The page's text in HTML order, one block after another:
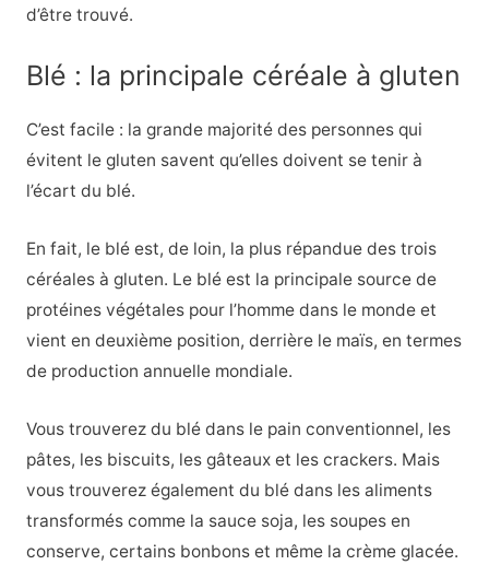
d’être trouvé.
Blé : la principale céréale à gluten
C’est facile : la grande majorité des personnes qui
évitent le gluten savent qu’elles doivent se tenir à
l’écart du blé.
En fait, le blé est, de loin, la plus répandue des trois
céréales à gluten. Le blé est la principale source de
protéines végétales pour l’homme dans le monde et
vient en deuxième position, derrière le maïs, en termes
de production annuelle mondiale.
Vous trouverez du blé dans le pain conventionnel, les
pâtes, les biscuits, les gâteaux et les crackers. Mais
vous trouverez également du blé dans les aliments
transformés comme la sauce soja, les soupes en
conserve, certains bonbons et même la crème glacée.